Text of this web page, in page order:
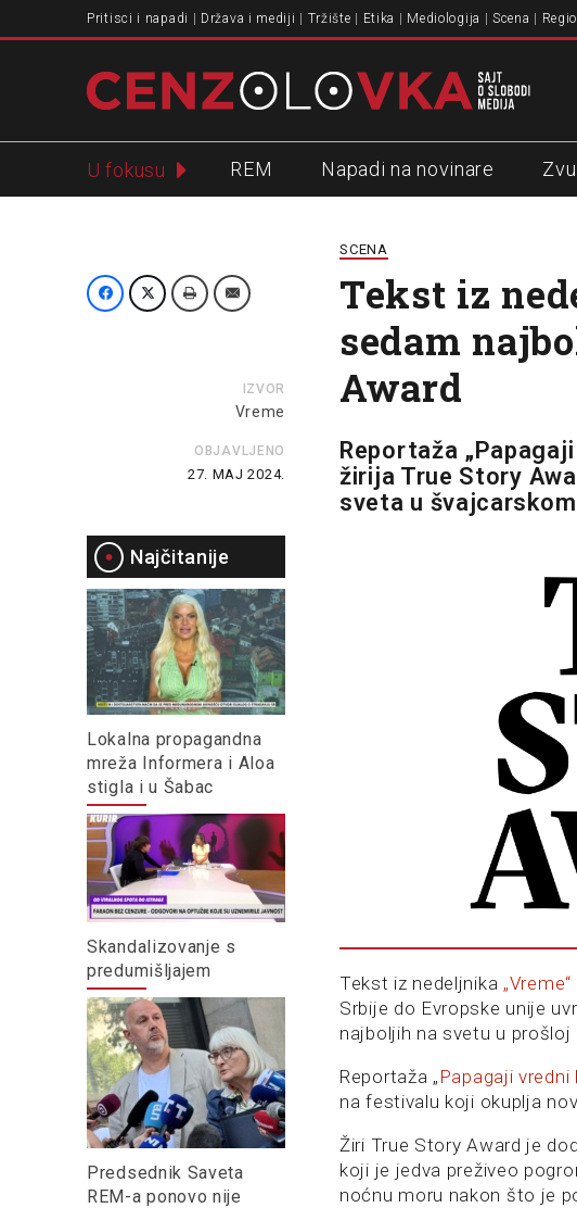
Pritisci i napadi Država i mediji Tržište Etika Mediologija Scena
U fokusu REM Napadi na novinare
IZVOR
Vreme
OBJAVLJENO
27. MAJ 2024.
Najčitanije
Lokalna propagandna
mreža Informera i Aloa
stigla i u Šabac
Skandalizovanje s
predumišljajem
Predsednik Saveta
REM-a ponovo nije
SCENA
Tekst iz
sedam
Award
Reportaža
žirija True Story
sveta u
Tekst iz nedeljnika
Srbije do Evropske unije
najboljih na svetu u prošloj
Reportaža „ Papagaji vredni
na festivalu koji okuplja
Žiri True Story Award je
koji je jedva preživeo
noćnu moru nakon što je